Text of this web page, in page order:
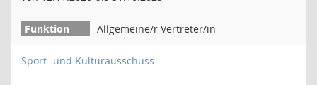
Allgemeine/r Vertreter/in
Sport- und Kulturausschuss